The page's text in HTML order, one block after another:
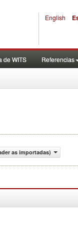
English
de WITS Referencias
as importadas)